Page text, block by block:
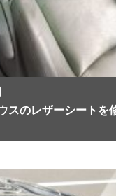
スのレザーシートを